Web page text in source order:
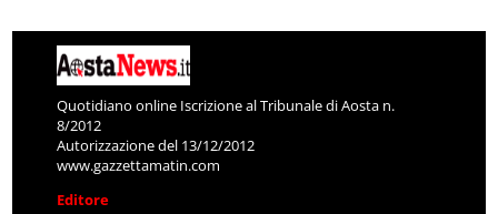
Quotidiano online Iscrizione al Tribunale di Aosta n.
8/2012
Autorizzazione del 13/12/2012
www.gazzettamatin.com
Editore